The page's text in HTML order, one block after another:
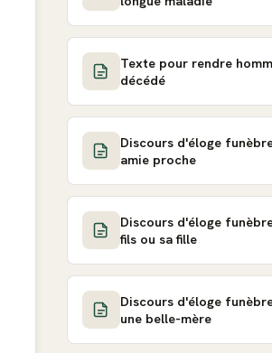
Texte pour rendre
décédé
Discours d'éloge
amie proche
Discours d'éloge
fils ou sa fille
Discours d'éloge
une belle-mère